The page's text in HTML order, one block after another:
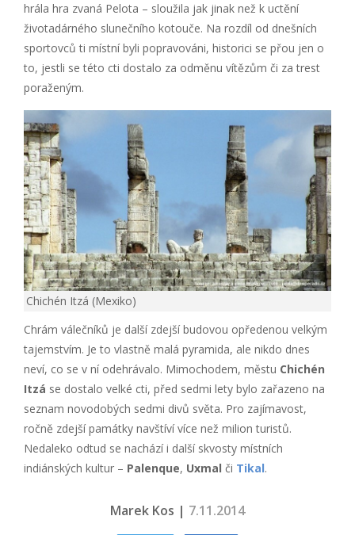
hrála hra zvaná Pelota – sloužila jak jinak než k uctění
životadárného slunečního kotouče. Na rozdíl od dnešních
sportovců ti místní byli popravováni, historici se přou jen o
to, jestli se této cti dostalo za odměnu vítězům či za trest
poraženým.
Chichén Itzá (Mexiko)
Chrám válečníků je další zdejší budovou opředenou velkým
tajemstvím. Je to vlastně malá pyramida, ale nikdo dnes
neví, co se v ní odehrávalo. Mimochodem, městu Chichén
Itzá se dostalo velké cti, před sedmi lety bylo zařazeno na
seznam novodobých sedmi divů světa. Pro zajímavost,
ročně zdejší památky navštíví více než milion turistů.
Nedaleko odtud se nachází i další skvosty místních
indiánských kultur – Palenque, Uxmal či Tikal.
Marek Kos | 7.11.2014